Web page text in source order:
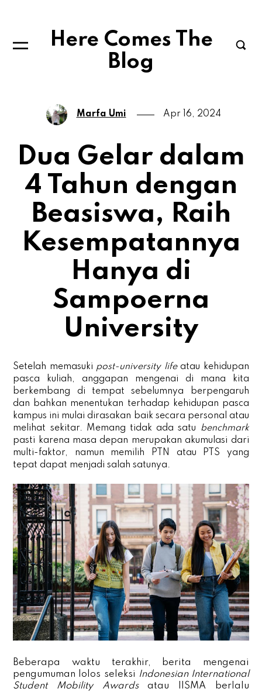
Here Comes The
Blog
Marfa Umi Apr 16, 2024
Dua Gelar dalam
4 Tahun dengan
Beasiswa, Raih
Kesempatannya
Hanya di
Sampoerna
University
Setelah memasuki post-university lifeatau kehidupan
pasca kuliah, anggapan mengenai di mana kita
berkembang di tempat sebelumnya berpengaruh
dan bahkan menentukan terhadap kehidupan pasca
kampus ini mulai dirasakan baik secara personal atau
melihat sekitar. Memang tidak ada satu benchmark
pasti karena masa depan merupakan akumulasi dari
multi-faktor, namun memilih PTN atau PTS yang
tepat dapat menjadi salah satunya.
Beberapa waktu terakhir, berita mengenai
pengumuman lolos seleksi Indonesian International
Student Mobility Awards atau IISMA berlalu